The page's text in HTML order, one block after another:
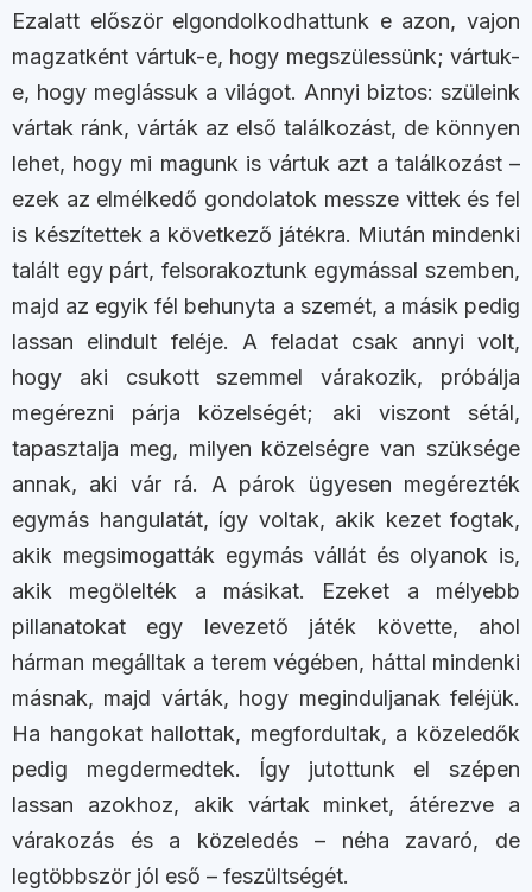
Ezalatt először elgondolkodhattunk e azon, vajon
magzatként vártuk-e, hogy megszülessünk; vártuk-
e, hogy meglássuk a világot. Annyi biztos: szüleink
vártak ránk, várták az első találkozást, de könnyen
lehet, hogy mi magunk is vártuk azt a találkozást –
ezek az elmélkedő gondolatok messze vittek és fel
is készítettek a következő játékra. Miután mindenki
talált egy párt, felsorakoztunk egymással szemben,
majd az egyik fél behunyta a szemét, a másik pedig
lassan elindult feléje. A feladat csak annyi volt,
hogy aki csukott szemmel várakozik, próbálja
megérezni párja közelségét; aki viszont sétál,
tapasztalja meg, milyen közelségre van szüksége
annak, aki vár rá. A párok ügyesen megérezték
egymás hangulatát, így voltak, akik kezet fogtak,
akik megsimogatták egymás vállát és olyanok is,
akik megölelték a másikat. Ezeket a mélyebb
pillanatokat egy levezető játék követte, ahol
hárman megálltak a terem végében, háttal mindenki
másnak, majd várták, hogy meginduljanak feléjük.
Ha hangokat hallottak, megfordultak, a közeledők
pedig megdermedtek. Így jutottunk el szépen
lassan azokhoz, akik vártak minket, átérezve a
várakozás és a közeledés – néha zavaró, de
legtöbbször jól eső – feszültségét.